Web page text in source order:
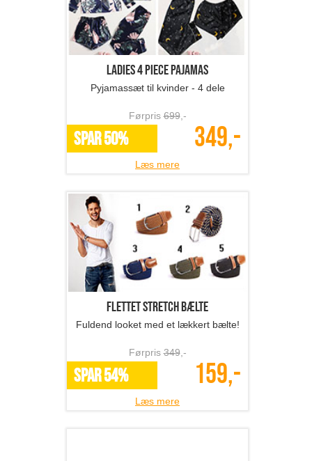
Ladies 4 Piece Pajamas
Pyjamassæt til kvinder - 4 dele
Førpris699,-
SPAR 50% 349,-
Læs mere
Flettet stretch bælte
Fuldend looket med et lækkert bælte!
Førpris349,-
SPAR 54% 159,-
Læs mere